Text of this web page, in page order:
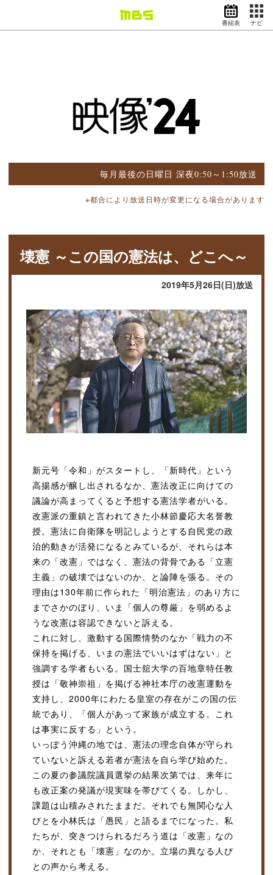
スポーツ
天気・防災 イベント
映画 アナウンサー
EN 検索 番組表
番組表 ナビ
毎月最後の日曜日 深夜0:50～1:50放送
※都合により放送日時が変更になる場合があります
壊憲 ～この国の憲法は、どこへ～
2019年5月26日(日)放送
新元号「令和」がスタートし、「新時代」という
高揚感が醸し出されるなか、憲法改正に向けての
議論が高まってくると予想する憲法学者がいる。
改憲派の重鎮と言われてきた小林節慶応大名誉教
授。憲法に自衛隊を明記しようとする自民党の政
治的動きが活発になるとみているが、それらは本
来の「改憲」ではなく、憲法の背骨である「立憲
主義」の破壊ではないのか、と論陣を張る。その
理由は130年前に作られた「明治憲法」のあり方に
までさかのぼり、いま「個人の尊厳」を弱めるよ
うな改憲は容認できないと訴える。
これに対し、激動する国際情勢のなか「戦力の不
保持を掲げる、いまの憲法でいいはずはない」と
強調する学者もいる。国士舘大学の百地章特任教
授は「敬神崇祖」を掲げる神社本庁の改憲運動を
支持し、2000年にわたる皇室の存在がこの国の伝
統であり、「個人があって家族が成立する。これ
は事実に反する」という。
いっぽう沖縄の地では、憲法の理念自体が守られ
ていないと訴える若者が憲法を自ら学び始めた。
この夏の参議院議員選挙の結果次第では、来年に
も改正案の発議が現実味を帯びてくる。しかし、
課題は山積みされたままだ。それでも無関心な人
びとを小林氏は「愚民」と語るまでになった。私
たちが、突きつけられるだろう道は「改憲」なの
か、それとも「壊憲」なのか。立場の異なる人び
との声から考える。